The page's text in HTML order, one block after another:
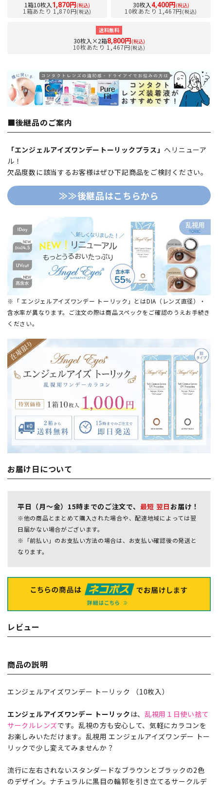
1箱10枚入1,870円 (税込)
1箱あたり 1,870円(税込)
30枚入4,400円 (税込)
10枚あたり 1,467円(税込)
送料無料
30枚入×2箱8,800円 (税込)
10枚あたり 1,467円(税込)
■後継品のご案内
「エンジェルアイズワンデートーリックプラス」 へリニューア
ル！
欠品度数に該当するお客様はぜひ下記商品をご検討ください。
≫≫後継品はこちらから
※「 エンジェルアイズワンデー トーリック」とはDIA（レンズ直径）・
含水率が異なります。ご注文の際は商品スペックをご確認のうえお手続き
ください。
お届け日について
平日（月～金）15時までのご注文で、 最短 翌日 お届け！
※他の商品とまとめて購入された場合や、配達地域によっては翌
日届かない場合がございます。
※「前払い」のお支払い方法の場合は、お支払い確認後の発送と
なります。
レビュー
商品の説明
エンジェルアイズワンデー トーリック （10枚入）
エンジェルアイズワンデー トーリック は、乱視用１日使い捨て
サークルレンズです。乱視の方も安心して、気軽にカラコンを
お楽しみいただけます。乱視用 エンジェルアイズワンデー トー
リックで少し変えてみませんか？
流行に左右されないスタンダードなブラウンとブラックの2色
のデザイン。ナチュラルに黒目の輪郭を引き立てるサークルデ